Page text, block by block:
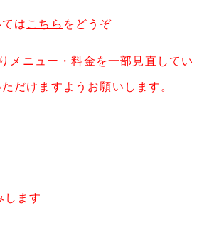
は こちら をどうぞ
メニュー・料金を一部見直してい
だけますようお願いします。
します